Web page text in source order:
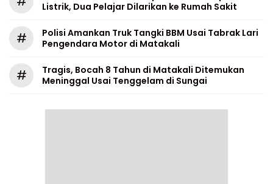
Listrik, Dua Pelajar Dilarikan ke Rumah Sakit
#
Polisi Amankan Truk Tangki BBM Usai Tabrak Lari
Pengendara Motor di Matakali
#
Tragis, Bocah 8 Tahun di Matakali Ditemukan
Meninggal Usai Tenggelam di Sungai